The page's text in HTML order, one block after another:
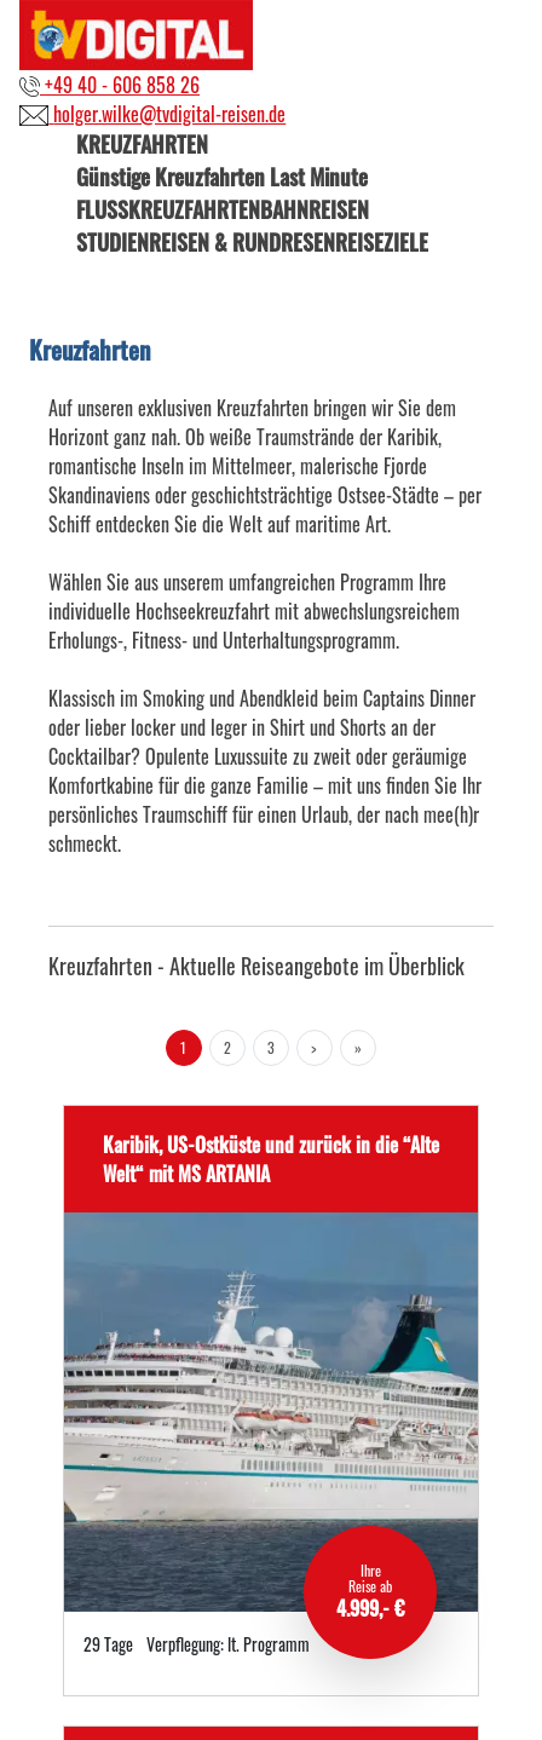
+49 40 - 606 858 26
holger.wilke@tvdigital-reisen.de
KREUZFAHRTEN
Günstige Kreuzfahrten Last Minute
FLUSSKREUZFAHRTENBAHNREISEN
STUDIENREISEN & RUNDRESENREISEZIELE
Kreuzfahrten
Auf unseren exklusiven Kreuzfahrten bringen wir Sie dem
Horizont ganz nah. Ob weiße Traumstrände der Karibik,
romantische Inseln im Mittelmeer, malerische Fjorde
Skandinaviens oder geschichtsträchtige Ostsee-Städte – per
Schiff entdecken Sie die Welt auf maritime Art.
Wählen Sie aus unserem umfangreichen Programm Ihre
individuelle Hochseekreuzfahrt mit abwechslungsreichem
Erholungs-, Fitness- und Unterhaltungsprogramm.
Klassisch im Smoking und Abendkleid beim Captains Dinner
oder lieber locker und leger in Shirt und Shorts an der
Cocktailbar? Opulente Luxussuite zu zweit oder geräumige
Komfortkabine für die ganze Familie – mit uns finden Sie Ihr
persönliches Traumschiff für einen Urlaub, der nach mee(h)r
schmeckt.
Kreuzfahrten - Aktuelle Reiseangebote im Überblick
1 2 3 > »
Karibik, US-Ostküste und zurück in die “Alte
Welt“ mit MS ARTANIA
Ihre
Reise ab
4.999,- €
29 Tage Verpflegung: lt. Programm